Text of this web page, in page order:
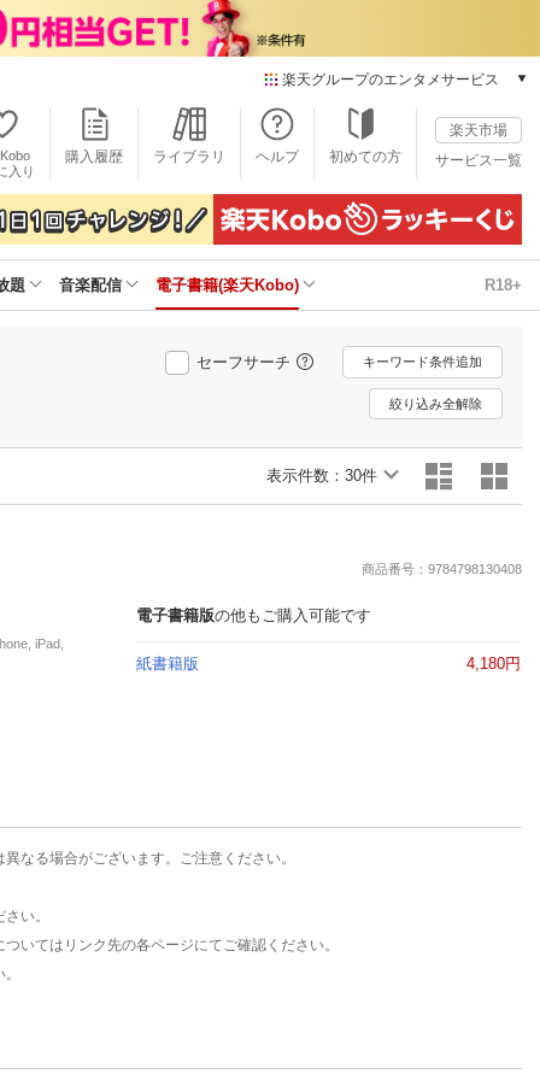
楽天グループのエンタメサービス
本/ゲーム/CD/DVD
楽天ブックス
電子書籍
楽天Kobo
雑誌読み放題
楽天ミュージック
動画配信
楽天TV
動画配信ガイド
Rチャンネル
エンタメニュース
入り
購入履歴 ライブラリ ヘルプ 初めての方
楽天市場
サービス一覧
題 音楽配信 電子書籍(楽天Kobo) R18+
セーフサーチ キーワード条件追加
絞り込み全解除
表示件数： 30件
商品番号：9784798130408
iPad,
電子書籍版の他もご購入可能です
紙書籍版 4,180円
なる場合がございます。ご注意ください。
い。
いてはリンク先の各ページにてご確認ください。